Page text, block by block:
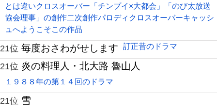
とは違いクロスオーバー「チンプイ×大都会」「のび太放送
協会理事」の創作二次創作パロディクロスオーバーキャッシ
ュへようこそこの作品
21位 毎度おさわがせします 訂正昔のドラマ
21位 炎の料理人・北大路 魯山人
１９８８年の第１４回のドラマ
21位 雪